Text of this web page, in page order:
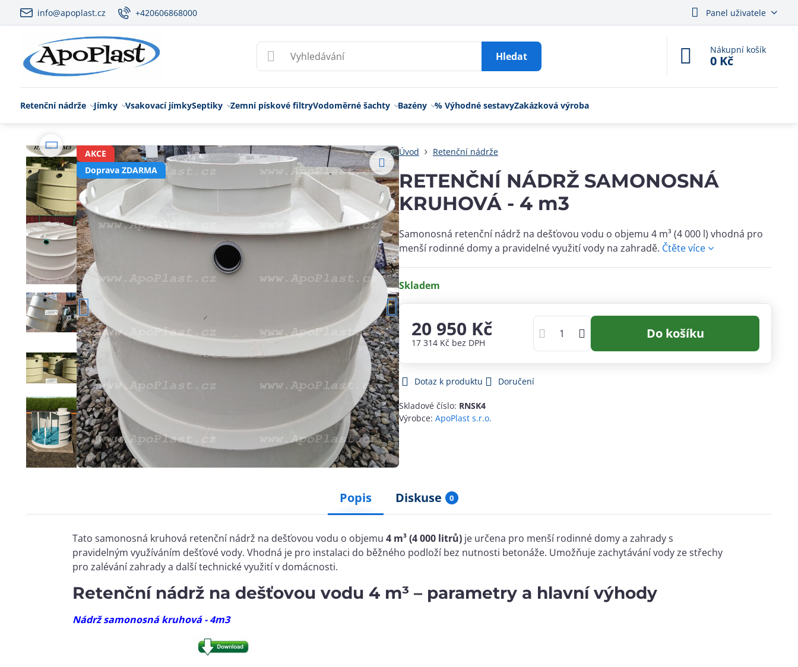
info@apoplast.cz +420606868000 Panel uživatele
Hledat
Nákupní košík
0 Kč
Retenční nádrže Jímky Vsakovací jímkySeptiky Zemní pískové filtryVodoměrné šachty Bazény % Výhodné sestavyZakázková výroba
AKCE
Doprava ZDARMA
Úvod Retenční nádrže
RETENČNÍ NÁDRŽ SAMONOSNÁ
KRUHOVÁ - 4 m3
Samonosná retenční nádrž na dešťovou vodu o objemu 4 m³ (4 000 l) vhodná pro
menší rodinné domy a pravidelné využití vody na zahradě. Čtěte více
Skladem
20 950 Kč
17 314 Kč bez DPH
Do košíku
Dotaz k produktu Doručení
Skladové číslo: RNSK4
Výrobce: ApoPlast s.r.o.
Popis Diskuse 0
Tato samonosná kruhová retenční nádrž na dešťovou vodu o objemu 4 m³ (4 000 litrů)je určena pro menší rodinné domy a zahrady s
pravidelným využíváním dešťové vody. Vhodná je pro instalaci do běžného podloží bez nutnosti betonáže. Umožňuje zachytávání vody ze střechy
pro zalévání zahrady a další technické využití v domácnosti.
Retenční nádrž na dešťovou vodu 4 m³ – parametry a hlavní výhody
Nádrž samonosná kruhová - 4m3